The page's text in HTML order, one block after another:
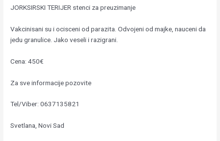
JORKSIRSKI TERIJER stenci za preuzimanje
Vakcinisani su i ocisceni od parazita. Odvojeni od majke, nauceni da
jedu granulice. Jako veseli i razigrani.
Cena: 450€
Za sve informacije pozovite
Tel/Viber: 0637135821
Svetlana, Novi Sad